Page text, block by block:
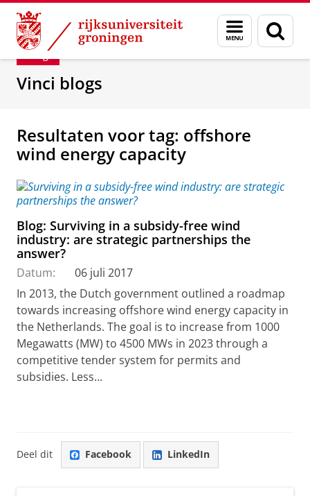
Skip
Content
Skip
Navigation
Menu
en
zoeken
Department of Innovation Management &
Blog
Vinci blogs
Resultaten voor tag: offshore
wind energy capacity
Blog: Surviving in a subsidy-free wind
industry: are strategic partnerships the
answer?
Datum:
06 juli 2017
In 2013, the Dutch government outlined a roadmap
towards increasing offshore wind energy capacity in
the Netherlands. The goal is to increase from 1000
Megawatts (MW) to 4500 MWs in 2023 through a
competitive tender system for permits and
subsidies. Less...
Deel dit Facebook LinkedIn